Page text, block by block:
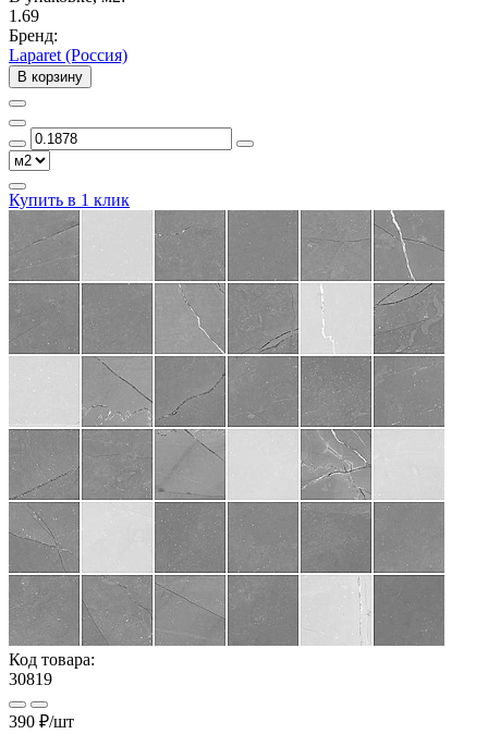
1.69
Бренд:
Laparet (Россия)
В корзину
Купить в 1 клик
Код товара:
30819
390 ₽/шт